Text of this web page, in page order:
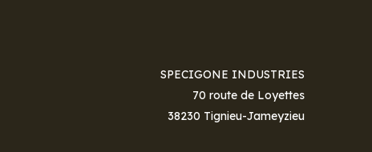
SPECIGONE INDUSTRIES
70 route de Loyettes
38230 Tignieu-Jameyzieu